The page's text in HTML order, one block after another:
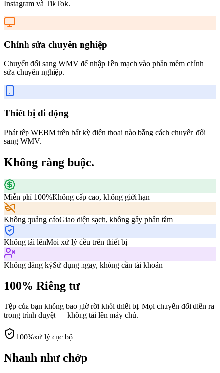
Instagram và TikTok.
Chỉnh sửa chuyên nghiệp
Chuyển đổi sang WMV để nhập liền mạch vào phần mềm chỉnh
sửa chuyên nghiệp.
Thiết bị di động
Phát tệp WEBM trên bất kỳ điện thoại nào bằng cách chuyển đổi
sang WMV.
Không ràng buộc.
Miễn phí 100%Không cấp cao, không giới hạn
Không quảng cáoGiao diện sạch, không gây phân tâm
Không tải lênMọi xử lý đều trên thiết bị
Không đăng kýSử dụng ngay, không cần tài khoản
100% Riêng tư
Tệp của bạn không bao giờ rời khỏi thiết bị. Mọi chuyển đổi diễn ra
trong trình duyệt — không tải lên máy chủ.
100%xử lý cục bộ
Nhanh như chớp